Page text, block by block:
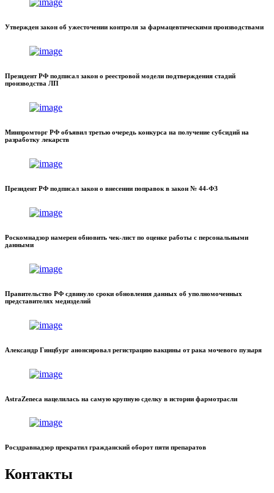
Утвержден закон об ужесточении контроля за фармацевтическими производствами
Президент РФ подписал закон о реестровой модели подтверждения стадий
производства ЛП
Минпромторг РФ объявил третью очередь конкурса на получение субсидий на
разработку лекарств
Президент РФ подписал закон о внесении поправок в закон № 44-ФЗ
Роскомнадзор намерен обновить чек-лист по оценке работы с персональными
данными
Правительство РФ сдвинуло сроки обновления данных об уполномоченных
представителях медизделий
Александр Гинцбург анонсировал регистрацию вакцины от рака мочевого пузыря
AstraZeneca нацелилась на самую крупную сделку в истории фармотрасли
Росздравнадзор прекратил гражданский оборот пяти препаратов
Контакты